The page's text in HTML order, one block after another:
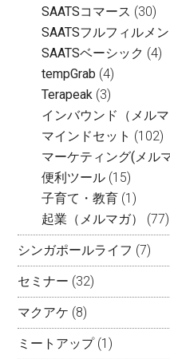
SAATSコマース (30)
SAATSフルフィルメン
SAATSベーシック (4)
tempGrab (4)
Terapeak (3)
インバウンド（メルマ
マインドセット (102)
マーケティング(メル
便利ツール (15)
子育て・教育 (1)
起業（メルマガ）
(77)
シンガポールライフ (7)
セミナー (32)
マクアケ (8)
ミートアップ(1)